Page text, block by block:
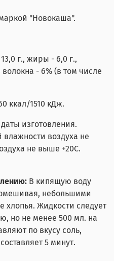
"Новокаша".
г., жиры - 6,0 г.,
- 6% (в том числе
ккал/1510 кДж.
изготовления.
влажности воздуха не
не выше +20С.
В кипящую воду
небольшими
Жидкости следует
но не менее 500 мл. на
по вкусу соль,
5 минут.